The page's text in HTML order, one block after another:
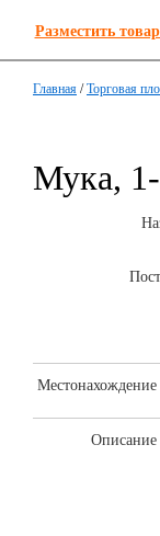
Разместить
Главная /Торговая
Мука,
Местонахождение
Описание